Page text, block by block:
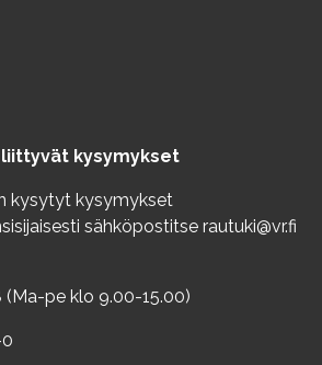
kysymykset
kysytyt kysymykset
sähköpostitse rautuki@vr.fi
pe klo 9.00-15.00)